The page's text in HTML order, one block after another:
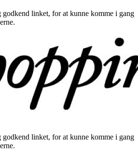
godkend linket, for at kunne komme i gang
godkend linket, for at kunne komme i gang